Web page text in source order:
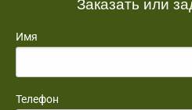
Имя
Телефон